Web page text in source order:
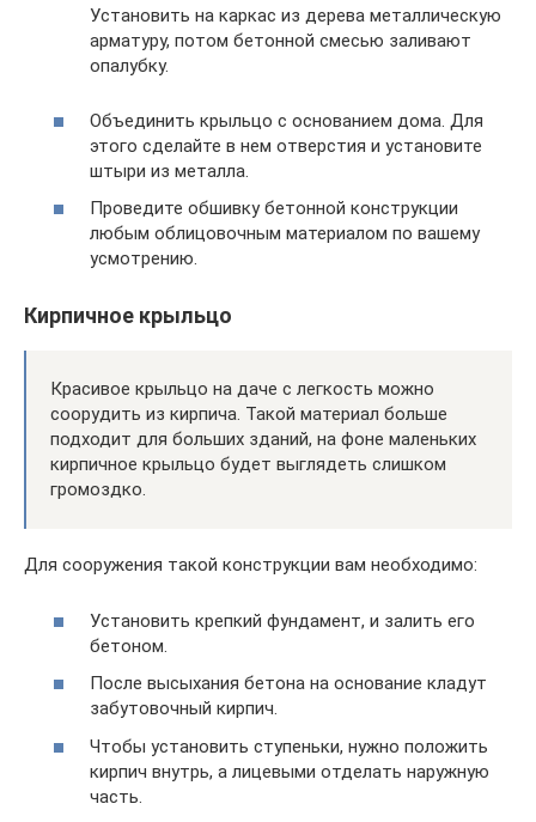
Установить на каркас из дерева металлическую
арматуру, потом бетонной смесью заливают
опалубку.
Объединить крыльцо с основанием дома. Для
этого сделайте в нем отверстия и установите
штыри из металла.
Проведите обшивку бетонной конструкции
любым облицовочным материалом по вашему
усмотрению.
Кирпичное крыльцо
Красивое крыльцо на даче с легкость можно
соорудить из кирпича. Такой материал больше
подходит для больших зданий, на фоне маленьких
кирпичное крыльцо будет выглядеть слишком
громоздко.
Для сооружения такой конструкции вам необходимо:
Установить крепкий фундамент, и залить его
бетоном.
После высыхания бетона на основание кладут
забутовочный кирпич.
Чтобы установить ступеньки, нужно положить
кирпич внутрь, а лицевыми отделать наружную
часть.